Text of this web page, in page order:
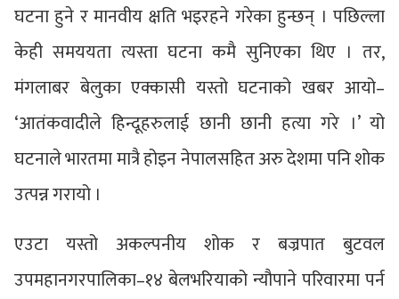
घटना हुने र मानवीय क्षति भइरहने गरेका हुन्छन् । पछिल्ला
केही समययता त्यस्ता घटना कमै सुनिएका थिए । तर,
मंगलाबर बेलुका एक्कासी यस्तो घटनाको खबर आयो–
‘आतंकवादीले हिन्दूहरुलाई छानी छानी हत्या गरे ।’ यो
घटनाले भारतमा मात्रै होइन नेपालसहित अरु देशमा पनि शोक
उत्पन्न गरायो ।
एउटा यस्तो अकल्पनीय शोक र बज्रपात बुटवल
उपमहानगरपालिका–१४ बेलभरियाको न्यौपाने परिवारमा पर्न